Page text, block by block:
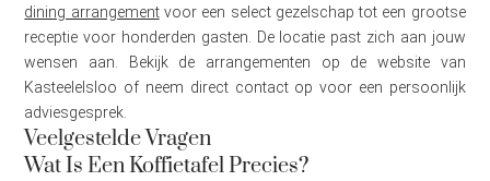
dining arrangementvoor een select gezelschap tot een grootse
receptie voor honderden gasten. De locatie past zich aan jouw
wensen aan. Bekijk de arrangementen op de website van
Kasteelelsloo of neem direct contact op voor een persoonlijk
adviesgesprek.
Veelgestelde Vragen
Wat Is Een Koffietafel Precies?